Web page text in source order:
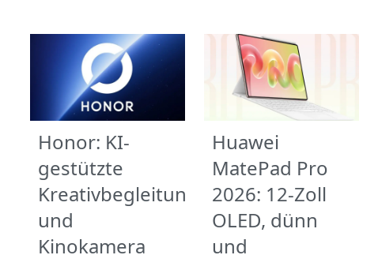
Honor: KI-
gestützte
Kreativbegleitung
und
Kinokamera
Huawei
MatePad Pro
2026: 12-Zoll
OLED, dünn
und